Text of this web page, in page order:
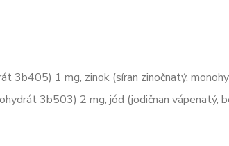
3b405) 1 mg, zinok (síran zinočnatý,
3b503) 2 mg, jód (jodičnan vápenatý,